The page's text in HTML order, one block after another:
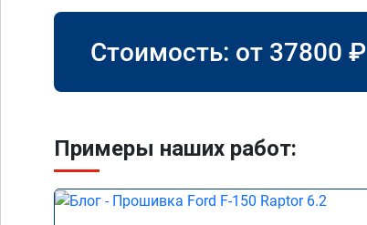
Стоимость: от 37800 ₽
Примеры наших работ: